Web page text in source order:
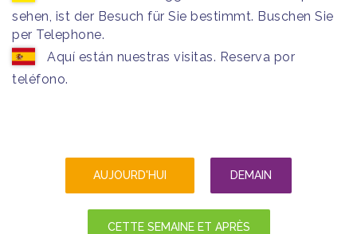
sehen, ist der Besuch für Sie bestimmt. Buschen Sie
per Telephone.
Aquí están nuestras visitas. Reserva por
teléfono.
AUJOURD'HUI DEMAIN
CETTE SEMAINE ET APRÈS